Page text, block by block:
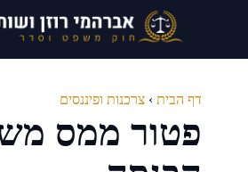
דף הבית › צרכנות ופיננסים
פטור ממס